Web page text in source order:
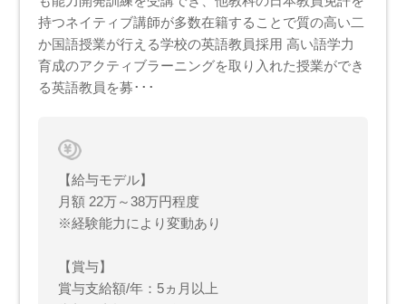
持つネイティブ講師が多数在籍することで質の高い二
か国語授業が行える学校の英語教員採用 高い語学力
育成のアクティブラーニングを取り入れた授業ができ
る英語教員を募･･･
【給与モデル】
月額 22万～38万円程度
※経験能力により変動あり
【賞与】
賞与支給額/年：5ヵ月以上